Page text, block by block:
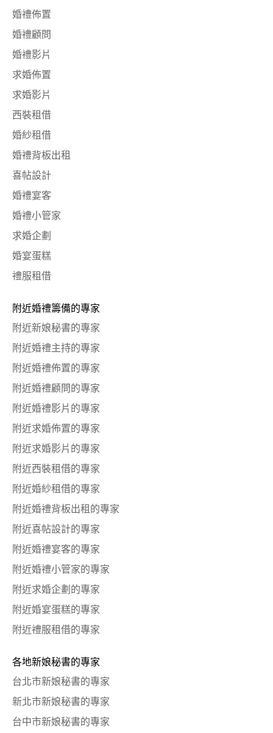
婚禮佈置
婚禮顧問
婚禮影片
求婚佈置
求婚影片
西裝租借
婚紗租借
婚禮背板出租
喜帖設計
婚禮宴客
婚禮小管家
求婚企劃
婚宴蛋糕
禮服租借
附近婚禮籌備的專家
附近新娘秘書的專家
附近婚禮主持的專家
附近婚禮佈置的專家
附近婚禮顧問的專家
附近婚禮影片的專家
附近求婚佈置的專家
附近求婚影片的專家
附近西裝租借的專家
附近婚紗租借的專家
附近婚禮背板出租的專家
附近喜帖設計的專家
附近婚禮宴客的專家
附近婚禮小管家的專家
附近求婚企劃的專家
附近婚宴蛋糕的專家
附近禮服租借的專家
各地新娘秘書的專家
台北市新娘秘書的專家
新北市新娘秘書的專家
台中市新娘秘書的專家